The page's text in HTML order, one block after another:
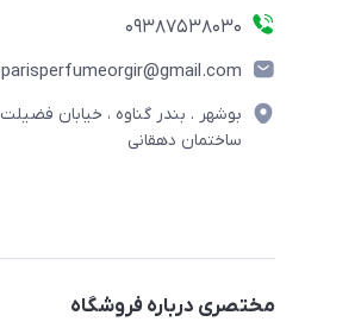
09387538030
parisperfumeorgir@gmail.com
ساختمان دهقانی
مختصری درباره فروشگاه